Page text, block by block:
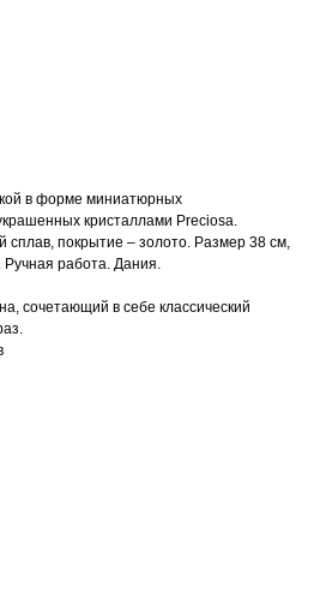
в форме миниатюрных
кристаллами Preciosa.
сплав, покрытие – золото. Размер 38 см,
Ручная работа. Дания.
сочетающий в себе классический